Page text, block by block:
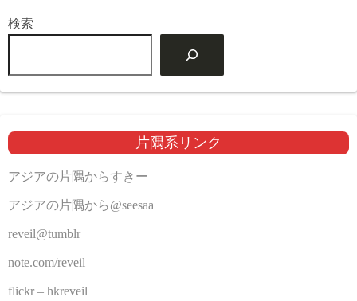
検索
片隅系リンク
アジアの片隅からすきー
アジアの片隅から@seesaa
reveil@tumblr
note.com/reveil
flickr – hkreveil